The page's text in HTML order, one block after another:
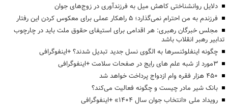
دلایل روانشناختی کاهش میل به فرزندآوری در زوج‌های جوان
فرزندم به من احترام نمی‌گذارد؛ ۵ راهکار عملی برای معکوس کردن این رفتار
مجلس خبرگان رهبری: هر اقدامی برای استیفای حقوق ملت باید در چارچوب
تدابیر رهبر انقلاب باشد
چگونه اینفلوئنسرها به الگوی نسل جدید تبدیل شدند؟ +اینفوگرافی
3مورد از شبه علم های رایج در صفحات سلامت +اینفوگرافی
۴۵۰ هزار فقره وام ازدواج پرداخت خواهد شد
بانک شیر مادر چیست و چگونه فعالیت می‌کند؟
رویداد ملی «انتخاب جوان سال ۱۴۰۴» +اینفوگرافی